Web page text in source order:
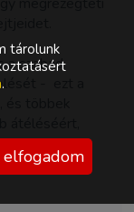
a szabad
- ezt a
a
eufória
tárolunk
.